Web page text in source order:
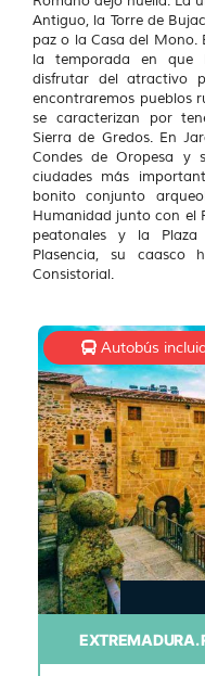
Antiguo, la Torre de
paz o la Casa del Mono.
la temporada en que
disfrutar del atractivo
encontraremos pueblos
se caracterizan por
Sierra de Gredos. En
Condes de Oropesa y
ciudades más
bonito conjunto
Humanidad junto con el
peatonales y la
Plasencia, su caasco
Consistorial.
Autobús
EXTREMADURA.